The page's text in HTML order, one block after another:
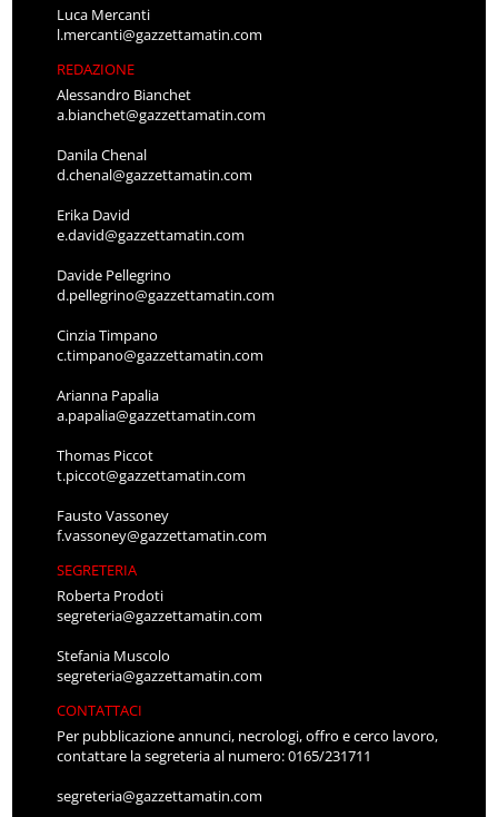
Luca Mercanti
l.mercanti@gazzettamatin.com
REDAZIONE
Alessandro Bianchet
a.bianchet@gazzettamatin.com
Danila Chenal
d.chenal@gazzettamatin.com
Erika David
e.david@gazzettamatin.com
Davide Pellegrino
d.pellegrino@gazzettamatin.com
Cinzia Timpano
c.timpano@gazzettamatin.com
Arianna Papalia
a.papalia@gazzettamatin.com
Thomas Piccot
t.piccot@gazzettamatin.com
Fausto Vassoney
f.vassoney@gazzettamatin.com
SEGRETERIA
Roberta Prodoti
segreteria@gazzettamatin.com
Stefania Muscolo
segreteria@gazzettamatin.com
CONTATTACI
Per pubblicazione annunci, necrologi, offro e cerco lavoro,
contattare la segreteria al numero: 0165/231711
segreteria@gazzettamatin.com